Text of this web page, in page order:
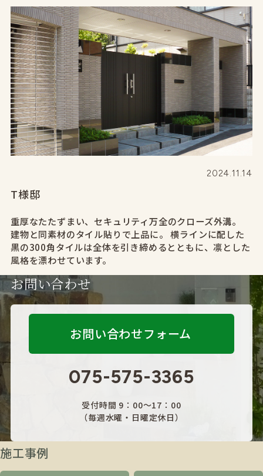
2024.11.14
T様邸
重厚なたたずまい、セキュリティ万全のクローズ外溝。
建物と同素材のタイル貼りで上品に。 横ラインに配した
黒の300角タイルは全体を引き締めるとともに、凛とした
風格を漂わせています。
お問い合わせ
075-575-3365
受付時間 9：00～17：00
（毎週水曜・日曜定休日）
お問い合わせフォーム
施工事例